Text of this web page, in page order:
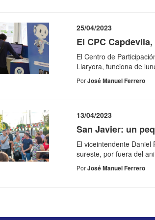
25/04/2023
El CPC
El Centro de
Llaryora, funciona de
PorJosé Manuel Ferrero
13/04/2023
San Javier: un
El viceintendente
sureste, por fuera del
PorJosé Manuel Ferrero